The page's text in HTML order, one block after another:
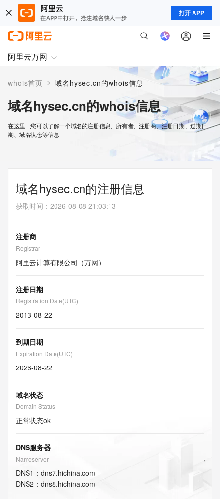
打开 APP
阿里云万网
whois首页 > 域名hysec.cn的whois信息
域名hysec.cn的whois信息
在这里，您可以了解一个域名的注册信息、所有者、注册商、注册日期、过期日
期、域名状态等信息
域名hysec.cn的注册信息
获取时间 ： 2026-08-08 21:03:13
注册商
Registrar
阿里云计算有限公司（万网）
注册日期
Registration Date(UTC)
2013-08-22
到期日期
Expiration Date(UTC)
2026-08-22
域名状态
Domain Status
正常状态ok
DNS服务器
Nameserver
DNS1 ： dns7.hichina.com
DNS2 ： dns8.hichina.com